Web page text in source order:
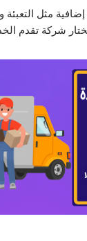
مثل التعبئة
شركة تقدم